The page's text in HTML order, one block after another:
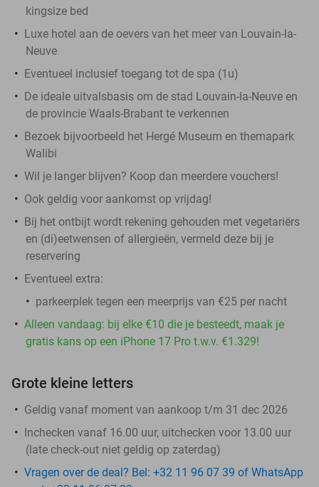
kingsize bed
Luxe hotel aan de oevers van het meer van Louvain-la-
Neuve
Eventueel inclusief toegang tot de spa (1u)
De ideale uitvalsbasis om de stad Louvain-la-Neuve en
de provincie Waals-Brabant te verkennen
Bezoek bijvoorbeeld het Hergé Museum en themapark
Walibi
Wil je langer blijven? Koop dan meerdere vouchers!
Ook geldig voor aankomst op vrijdag!
Bij het ontbijt wordt rekening gehouden met vegetariërs
en (di)eetwensen of allergieën, vermeld deze bij je
reservering
Eventueel extra:
parkeerplek tegen een meerprijs van €25 per nacht
Alleen vandaag: bij elke €10 die je besteedt, maak je
gratis kans op een iPhone 17 Pro t.w.v. €1.329!
Grote kleine letters
Geldig vanaf moment van aankoop t/m 31 dec 2026
Inchecken vanaf 16.00 uur, uitchecken voor 13.00 uur
(late check-out niet geldig op zaterdag)
Vragen over de deal? Bel: +32 11 96 07 39 of WhatsApp